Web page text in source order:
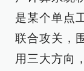
是某个单点
联合攻关，
用三大方向